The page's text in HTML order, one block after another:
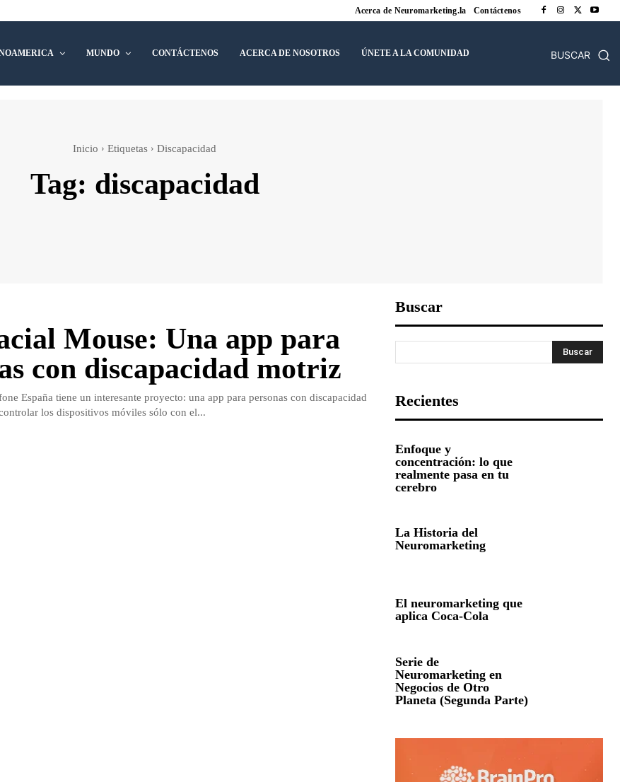
Acerca de Neuromarketing.la Contáctenos
MUNDO CONTÁCTENOS ACERCA DE NOSOTROS ÚNETE A LA COMUNIDAD BUSCAR
Inicio Etiquetas Discapacidad
Tag: discapacidad
Mouse: Una app para
con discapacidad motriz
España tiene un interesante proyecto: una app para personas con discapacidad
los dispositivos móviles sólo con el...
Buscar
Buscar
Recientes
Enfoque y
concentración: lo que
realmente pasa en tu
cerebro
La Historia del
Neuromarketing
El neuromarketing que
aplica Coca-Cola
Serie de
Neuromarketing en
Negocios de Otro
Planeta (Segunda Parte)